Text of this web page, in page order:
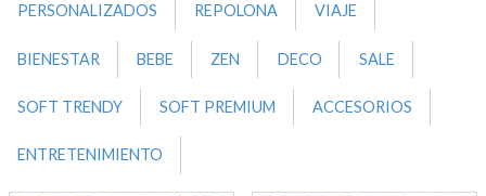
PERSONALIZADOS REPOLONA VIAJE
BIENESTAR BEBE ZEN DECO SALE
SOFT TRENDY SOFT PREMIUM ACCESORIOS
ENTRETENIMIENTO